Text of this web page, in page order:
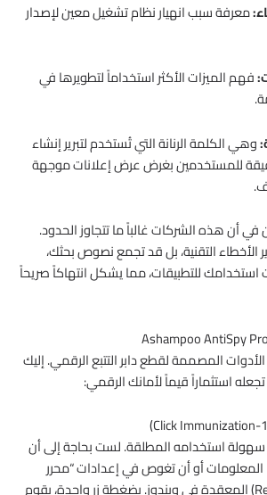
معرفة سبب انهيار نظام تشغيل معين لإصدار
فهم الميزات الأكثر استخداماً لتطويرها في
وهي الكلمة الرنانة التي تُستخدم لتبرير إنشاء
للمستخدمين بغرض عرض إعلانات موجهة
أن هذه الشركات غالباً ما تتجاوز الحدود.
التقنية، بل قد تجمع نصوص بحثك،
للتطبيقات، مما يشكل انتهاكاً صريحاً
المصممة لقطع دابر التتبع الرقمي. إليك
استثماراً قيماً لأمانك الرقمي:
سهولة استخدامه المطلقة. لست بحاجة إلى أن
المعلومات أو أن تغوص في إعدادات “محرر
التسجيل” (Registry Editor) المعقدة في ويندوز. بضغطة زر واحدة، يقوم